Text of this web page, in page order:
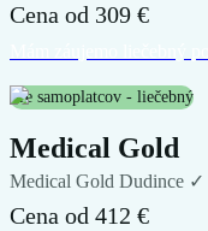
Cena od 309 €
Pre samoplatcov - liečebný
Medical Gold
Medical Gold Dudince ✓
Cena od 412 €